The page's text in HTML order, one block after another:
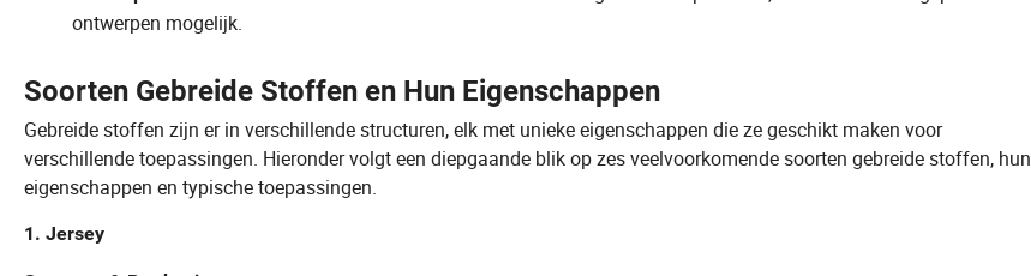
ontwerpen mogelijk.
Soorten Gebreide Stoffen en Hun Eigenschappen
Gebreide stoffen zijn er in verschillende structuren, elk met unieke eigenschappen die ze geschikt maken voor
verschillende toepassingen. Hieronder volgt een diepgaande blik op zes veelvoorkomende soorten gebreide stoffen, hun
eigenschappen en typische toepassingen.
1. Jersey